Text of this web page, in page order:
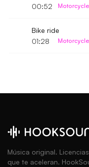
00:52
Bike ride
01:28
Música original.
que te aceleran.